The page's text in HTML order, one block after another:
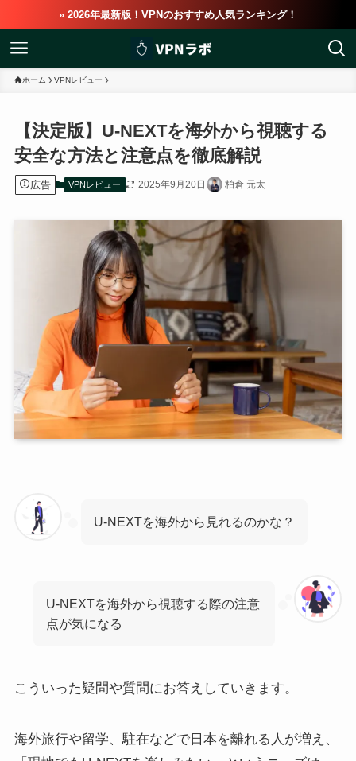
» 2026年最新版！VPNのおすすめ人気ランキング！
ホーム VPNレビュー
【決定版】U-NEXTを海外から視聴する
安全な方法と注意点を徹底解説
広告 VPNレビュー 2025年9月20日 柏倉 元太
U-NEXTを海外から見れるのかな？
U-NEXTを海外から視聴する際の注意
点が気になる
こういった疑問や質問にお答えしていきます。
海外旅行や留学、駐在などで日本を離れる人が増え、